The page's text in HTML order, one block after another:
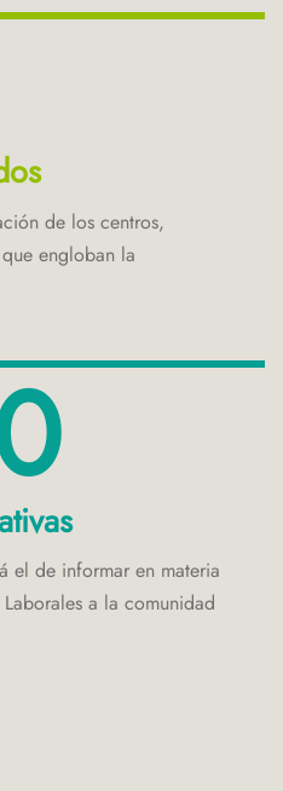
de los centros,
engloban la
el de informar en materia
a la comunidad